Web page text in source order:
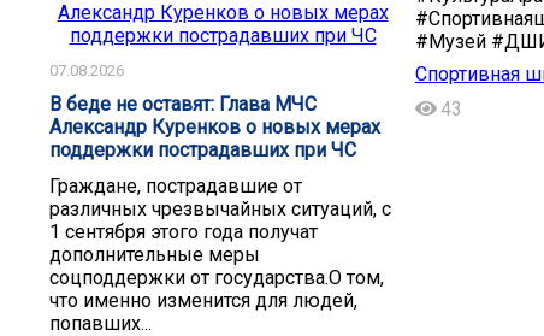
07.08.2026
В беде не оставят: Глава МЧС
Александр Куренков о новых мерах
поддержки пострадавших при ЧС
Граждане, пострадавшие от
различных чрезвычайных ситуаций, с
1 сентября этого года получат
дополнительные меры
соцподдержки от государства.О том,
что именно изменится для людей,
попавших...
#Музей #ДШИ
Спортивная
43